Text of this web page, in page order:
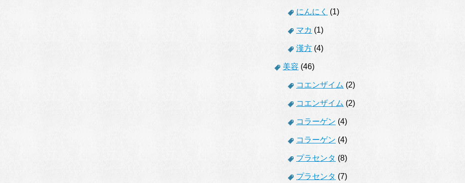
にんにく (1)
マカ (1)
漢方 (4)
美容 (46)
コエンザイム (2)
コエンザイム (2)
コラーゲン (4)
コラーゲン (4)
プラセンタ (8)
プラセンタ (7)